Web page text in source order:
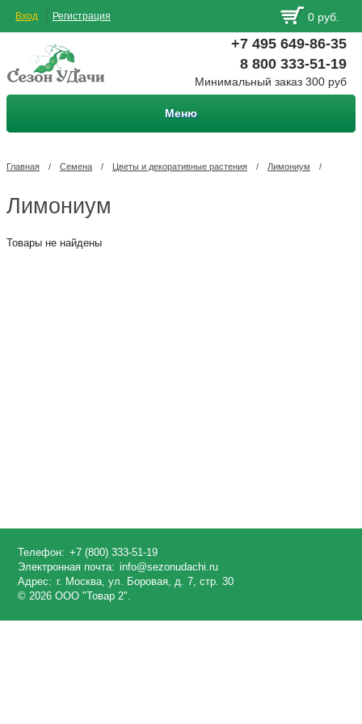
Вход Регистрация 0 руб.
+7 495 649-86-35
8 800 333-51-19
Минимальный заказ 300 руб
Меню
Главная / Семена / Цветы и декоративные растения / Лимониум /
Лимониум
Товары не найдены
Телефон: +7 (800) 333-51-19
Электронная почта: info@sezonudachi.ru
Адрес: г. Москва, ул. Боровая, д. 7, стр. 30
© 2026 ООО "Товар 2".